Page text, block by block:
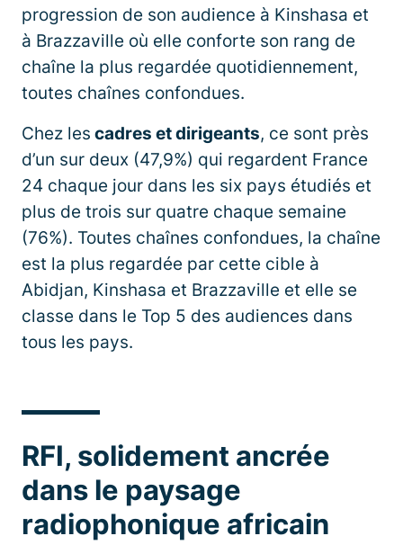
progression de son audience à Kinshasa et
à Brazzaville où elle conforte son rang de
chaîne la plus regardée quotidiennement,
toutes chaînes confondues.
Chez les cadres et dirigeants, ce sont près
d’un sur deux (47,9%) qui regardent France
24 chaque jour dans les six pays étudiés et
plus de trois sur quatre chaque semaine
(76%). Toutes chaînes confondues, la chaîne
est la plus regardée par cette cible à
Abidjan, Kinshasa et Brazzaville et elle se
classe dans le Top 5 des audiences dans
tous les pays.
RFI, solidement ancrée
dans le paysage
radiophonique africain